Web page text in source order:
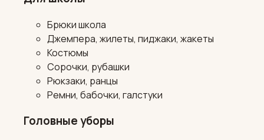
Брюки школа
Джемпера, жилеты, пиджаки, жакеты
Костюмы
Сорочки, рубашки
Рюкзаки, ранцы
Ремни, бабочки, галстуки
Головные уборы